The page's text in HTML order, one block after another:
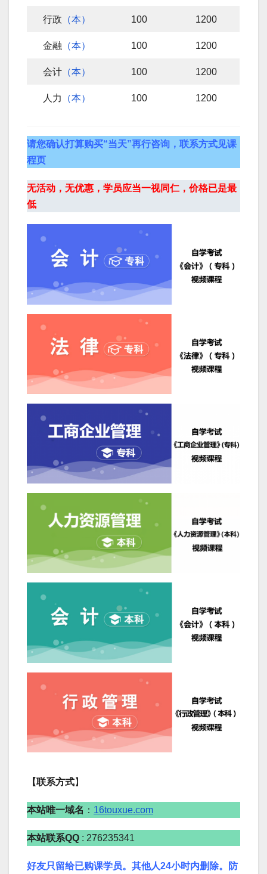
行政 （本） 100 1200
金融 （本） 100 1200
会计（本） 100 1200
人力 （本） 100 1200
请您确认打算购买“当天”再行咨询，联系方式见课
程页
无活动，无优惠，学员应当一视同仁，价格已是最
低
【联系方式】
本站唯一域名 ： 16touxue.com
本站联系QQ : 276235341
好友只留给已购课学员。其他人24小时内删除。防